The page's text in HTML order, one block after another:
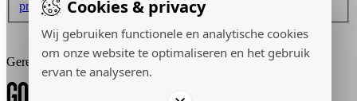
Cookies & privacy
Wij gebruiken functionele en analytische cookies
om onze website te optimaliseren en het gebruik
ervan te analyseren.
privacyverklaring.
Inschrijven
Gerealiseerd door: